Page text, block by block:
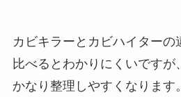
カビキラーとカビハイターの
比べるとわかりにくいですが
かなり整理しやすくなります。